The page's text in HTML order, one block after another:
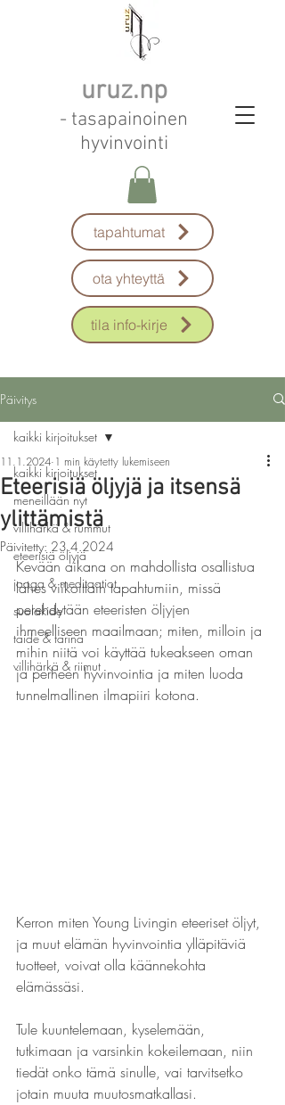
uruz.np
- tasapainoinen
hyvinvointi
tapahtumat
ota yhteyttä
tila info-kirje
Päivitys
kaikki kirjoitukset
meneillään nyt
villihärkä & rummut
eteerisiä öljyjä
jooga & meditaatiot
suolakide
taide & tarina
villihärkä & riimut
kaikki kirjoitukset
Eteerisiä öljyjä ja itsensä
ylittämistä
11.1.2024 1 min käytetty lukemiseen
Päivitetty: 23.4.2024
Kevään aikana on mahdollista osallistua
lähes viikoittain tapahtumiin, missä
perehdytään eteeristen öljyjen
ihmeelliseen maailmaan; miten, milloin ja
mihin niitä voi käyttää tukeakseen oman
ja perheen hyvinvointia ja miten luoda
tunnelmallinen ilmapiiri kotona.
Kerron miten Young Livingin eteeriset öljyt,
ja muut elämän hyvinvointia ylläpitäviä
tuotteet, voivat olla käännekohta
elämässäsi.
Tule kuuntelemaan, kyselemään,
tutkimaan ja varsinkin kokeilemaan, niin
tiedät onko tämä sinulle, vai tarvitsetko
jotain muuta muutosmatkallasi.